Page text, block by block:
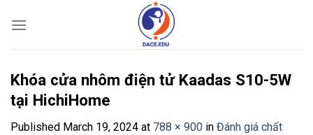
Khóa cửa nhôm điện tử Kaadas S10-5W
tại HichiHome
Published March 19, 2024 at 788 × 900 in Đánh giá chất